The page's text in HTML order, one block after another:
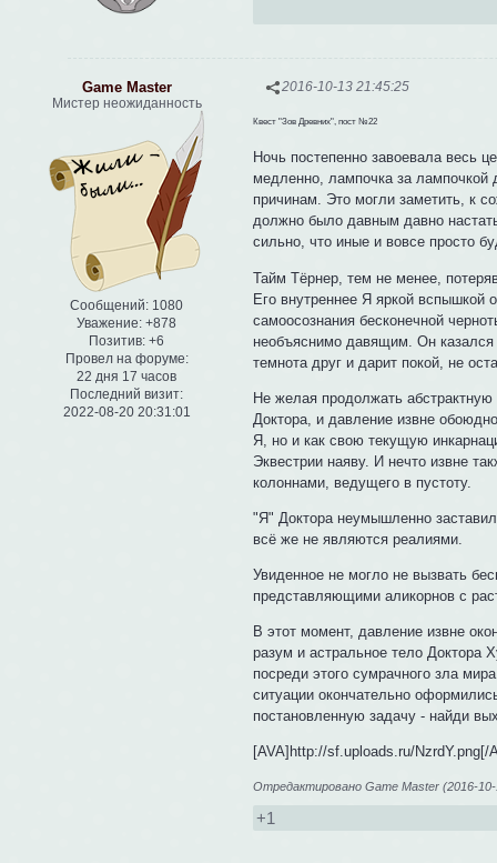
2016-10-13 21:45:25
Game Master
Мистер неожиданность
Сообщений: 1080
Уважение: +878
Позитив: +6
Провел на форуме:
22 дня 17 часов
Последний визит:
2022-08-20 20:31:01
Квест "Зов Древних", пост №22
Ночь постепенно завоевала весь
медленно, лампочка за лампочкой
причинам. Это могли заметить, к
должно было давным давно
сильно, что иные и вовсе просто
Тайм Тёрнер, тем не менее,
Его внутреннее Я яркой вспышкой
самоосознания бесконечной
необъяснимо давящим. Он
темнота друг и дарит покой, не
Не желая продолжать
Доктора, и давление извне
Я, но и как свою текущую
Эквестрии наяву. И нечто извне
колоннами, ведущего в пустоту.
"Я" Доктора неумышленно
всё же не являются реалиями.
Увиденное не могло не вызвать
представляющими аликорнов с
В этот момент, давление извне
разум и астральное тело Доктора
посреди этого сумрачного зла
ситуации окончательно
постановленную задачу - найди
[AVA]http://sf.uploads.ru/
Отредактировано Game Master (2016-10-
+1